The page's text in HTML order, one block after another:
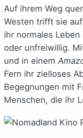
Auf ihrem Weg
Westen trifft sie
ihr normales
oder unfreiwillig.
und in einem
Fern ihr zielloses
Begegnungen mit
Menschen, die ihr